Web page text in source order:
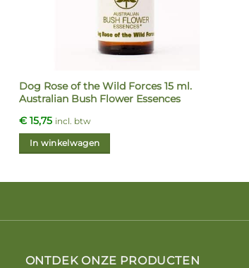
Dog Rose of the Wild Forces 15 ml.
Australian Bush Flower Essences
€15,75 incl. btw
In winkelwagen
ONTDEK ONZE PRODUCTEN